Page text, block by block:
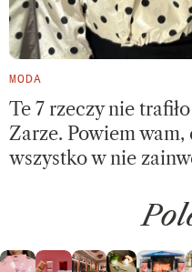
MODA
Te 7 rzeczy nie
Zarze. Powiem
wszystko w nie